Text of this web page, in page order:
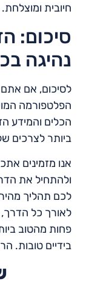
חיובית ומוצלחת.
סיכום:
נהיגה
לסיכום, אם אתם
הפלטפורמה
הכלים והמידע
ביותר לצרכים
אנו מזמינים
ולהתחיל את
לכם תהליך מהיר
לאורך כל הדרך,
פחות מהטוב
בידיים טובות.